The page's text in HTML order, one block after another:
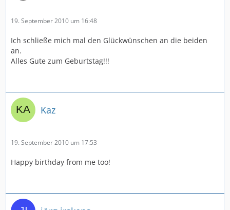
19. September 2010 um 16:48
Ich schließe mich mal den Glückwünschen an die beiden
an.
Alles Gute zum Geburtstag!!!
Kaz
19. September 2010 um 17:53
Happy birthday from me too!